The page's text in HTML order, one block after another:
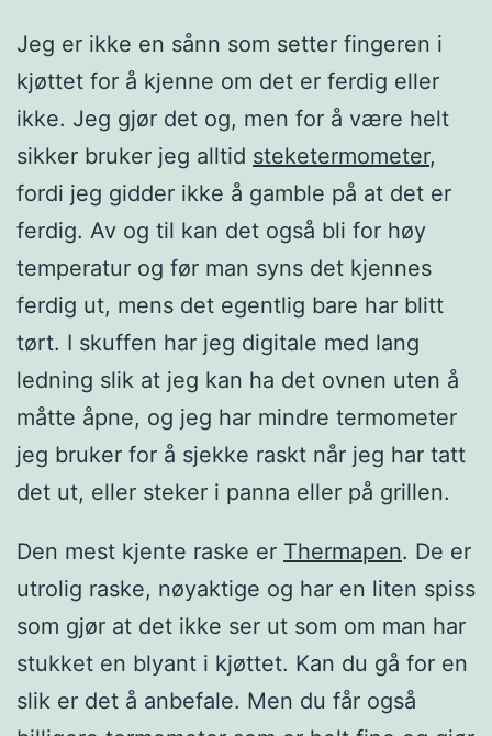
Jeg er ikke en sånn som setter fingeren i
kjøttet for å kjenne om det er ferdig eller
ikke. Jeg gjør det og, men for å være helt
sikker bruker jeg alltid steketermometer,
fordi jeg gidder ikke å gamble på at det er
ferdig. Av og til kan det også bli for høy
temperatur og før man syns det kjennes
ferdig ut, mens det egentlig bare har blitt
tørt. I skuffen har jeg digitale med lang
ledning slik at jeg kan ha det ovnen uten å
måtte åpne, og jeg har mindre termometer
jeg bruker for å sjekke raskt når jeg har tatt
det ut, eller steker i panna eller på grillen.
Den mest kjente raske er Thermapen. De er
utrolig raske, nøyaktige og har en liten spiss
som gjør at det ikke ser ut som om man har
stukket en blyant i kjøttet. Kan du gå for en
slik er det å anbefale. Men du får også